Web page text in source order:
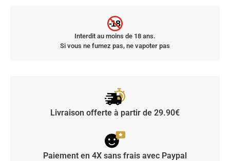
-18
Interdit au moins de 18 ans.
Si vous ne fumez pas, ne vapoter pas
Livraison offerte à partir de 29.90€
Paiement en 4X sans frais avec Paypal